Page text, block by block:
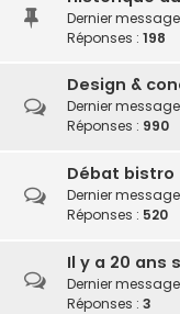
Dernier
Réponses : 198
Design &
Dernier
Réponses : 990
Débat
Dernier
Réponses : 520
Il y a 20 ans
Dernier
Réponses : 3